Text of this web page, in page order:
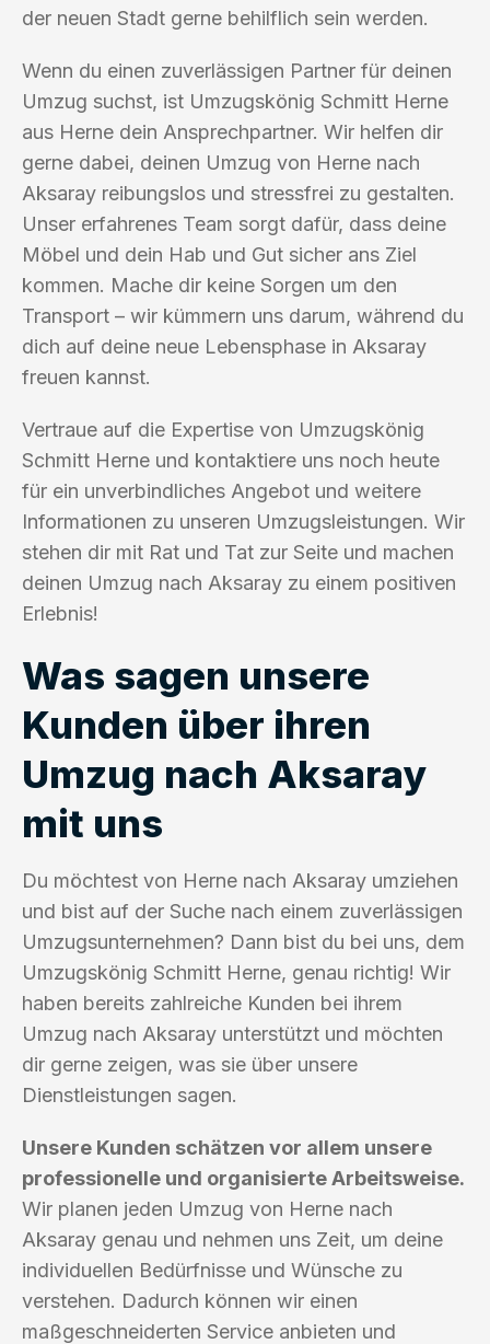
der neuen Stadt gerne behilflich sein werden.
Wenn du einen zuverlässigen Partner für deinen
Umzug suchst, ist Umzugskönig Schmitt Herne
aus Herne dein Ansprechpartner. Wir helfen dir
gerne dabei, deinen Umzug von Herne nach
Aksaray reibungslos und stressfrei zu gestalten.
Unser erfahrenes Team sorgt dafür, dass deine
Möbel und dein Hab und Gut sicher ans Ziel
kommen. Mache dir keine Sorgen um den
Transport – wir kümmern uns darum, während du
dich auf deine neue Lebensphase in Aksaray
freuen kannst.
Vertraue auf die Expertise von Umzugskönig
Schmitt Herne und kontaktiere uns noch heute
für ein unverbindliches Angebot und weitere
Informationen zu unseren Umzugsleistungen. Wir
stehen dir mit Rat und Tat zur Seite und machen
deinen Umzug nach Aksaray zu einem positiven
Erlebnis!
Was sagen unsere
Kunden über ihren
Umzug nach Aksaray
mit uns
Du möchtest von Herne nach Aksaray umziehen
und bist auf der Suche nach einem zuverlässigen
Umzugsunternehmen? Dann bist du bei uns, dem
Umzugskönig Schmitt Herne, genau richtig! Wir
haben bereits zahlreiche Kunden bei ihrem
Umzug nach Aksaray unterstützt und möchten
dir gerne zeigen, was sie über unsere
Dienstleistungen sagen.
Unsere Kunden schätzen vor allem unsere
professionelle und organisierte Arbeitsweise.
Wir planen jeden Umzug von Herne nach
Aksaray genau und nehmen uns Zeit, um deine
individuellen Bedürfnisse und Wünsche zu
verstehen. Dadurch können wir einen
maßgeschneiderten Service anbieten und